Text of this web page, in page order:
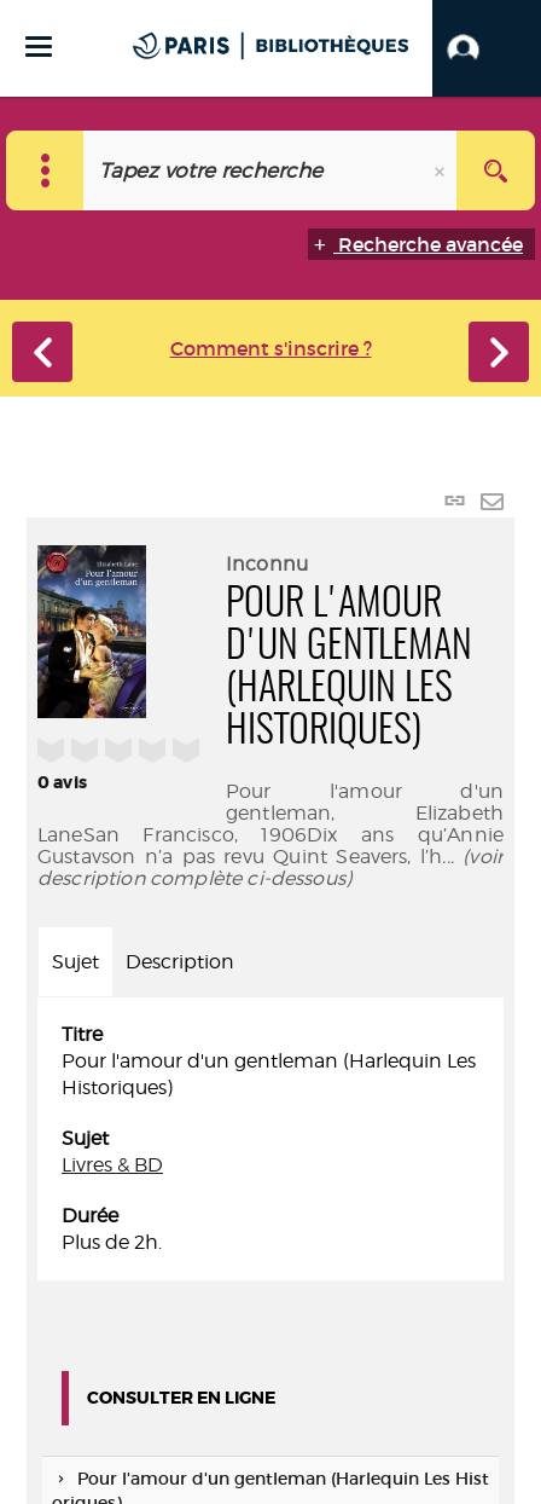
Recherche avancée
Comment s'inscrire ?
Lien
0avis
Inconnu
POUR L'AMOUR
D'UN GENTLEMAN
(HARLEQUIN LES
HISTORIQUES)
Pour l'amour d'un
gentleman, Elizabeth
LaneSan Francisco, 1906Dix ans qu’Annie
Gustavson n’a pas revu Quint Seavers, l’h... (voir
description complète ci-dessous)
Sujet Description
Titre
Pour l'amour d'un gentleman (Harlequin Les
Historiques)
Sujet
Livres & BD
Durée
Plus de 2h.
CONSULTER EN LIGNE
Pour l'amour d'un gentleman (Harlequin Les Hist